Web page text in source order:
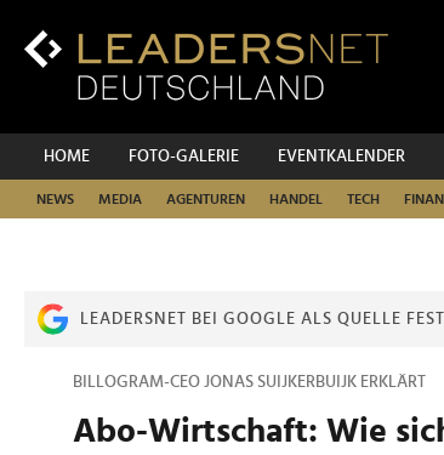
Inhalt
HOME FOTO-GALERIE EVENTKALENDER
NEWS MEDIA AGENTUREN HANDEL TECH
LEADERSNET BEI GOOGLE ALS QUELLE
BILLOGRAM-CEO JONAS SUIJKERBUIJK ERKLÄRT
Abo-Wirtschaft: Wie